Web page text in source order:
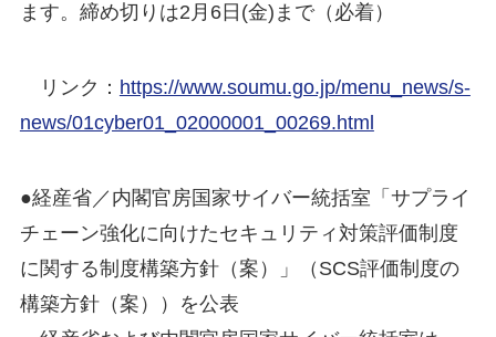
ます。締め切りは2月6日(金)まで（必着）
リンク： https://www.soumu.go.jp/menu_news/s-
news/01cyber01_02000001_00269.html
●経産省／内閣官房国家サイバー統括室「サプライ
チェーン強化に向けたセキュリティ対策評価制度
に関する制度構築方針（案）」（SCS評価制度の
構築方針（案））を公表